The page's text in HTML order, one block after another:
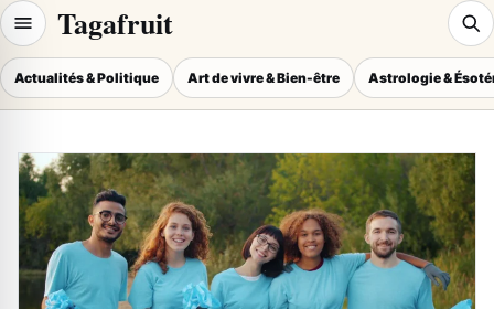
Tagafruit
Actualités & Politique Art de vivre & Bien-être Astrologie &